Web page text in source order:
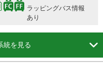
ラッピングバス情報
あり
統を見る 